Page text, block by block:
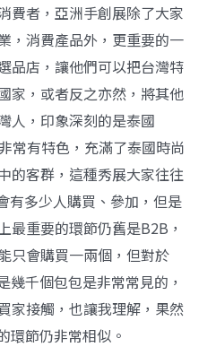
費者，亞洲手創展除了大家
，消費產品外，更重要的一
品店，讓他們可以把台灣特
家，或者反之亦然，將其他
人，印象深刻的是泰國
常有特色，充滿了泰國時尚
的客群，這種秀展大家往往
有多少人購買、參加，但是
最重要的環節仍舊是B2B，
只會購買一兩個，但對於
幾千個包包是非常常見的，
家接觸，也讓我理解，果然
環節仍非常相似。